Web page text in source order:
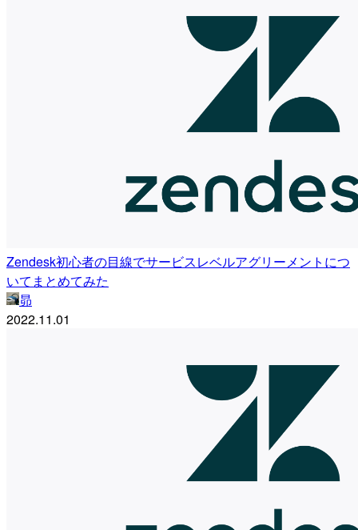
Zendesk初心者の目線でサービスレベルアグリーメントにつ
いてまとめてみた
昴
2022.11.01